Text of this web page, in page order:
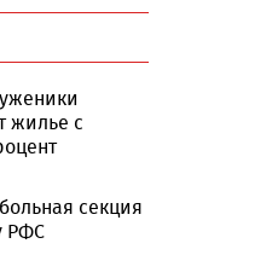
жилье с
секция
РФС